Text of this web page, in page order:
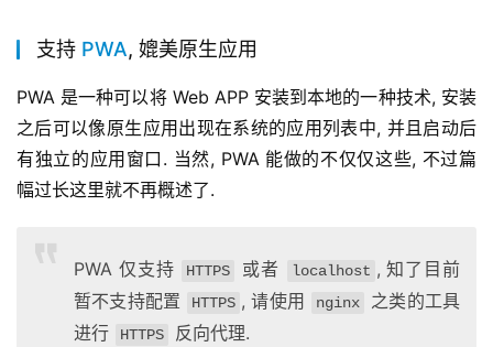
支持 PWA, 媲美原生应用
PWA 是一种可以将 Web APP 安装到本地的一种技术, 安装
之后可以像原生应用出现在系统的应用列表中, 并且启动后
有独立的应用窗口. 当然, PWA 能做的不仅仅这些, 不过篇
幅过长这里就不再概述了.
PWA 仅支持 HTTPS 或者 localhost , 知了目前
暂不支持配置
HTTPS , 请使用 nginx
之类的工具
进行
HTTPS 反向代理.